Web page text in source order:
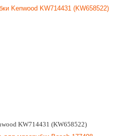
KW714431 (KW658522)